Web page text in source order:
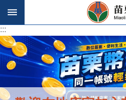
跳到主要內容區塊
:::
:::